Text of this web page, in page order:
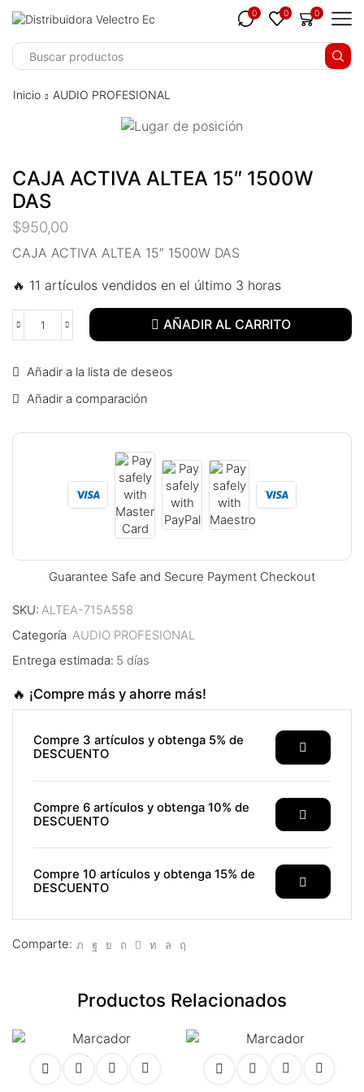
panel
panel
panel
panel
panel
panel
panel
panel
panel
panel
panel
satın al
panel
panel
0 0 0
Inicio AUDIO PROFESIONAL
CAJA ACTIVA ALTEA 15″ 1500W
DAS
$950,00
CAJA ACTIVA ALTEA 15″ 1500W DAS
🔥 11 artículos vendidos en el último 3 horas
AÑADIR AL CARRITO
Añadir a la lista de deseos
Añadir a comparación
Guarantee Safe and Secure Payment Checkout
SKU: ALTEA-715A558
Categoría AUDIO PROFESIONAL
Entrega estimada: 5 días
🔥 ¡Compre más y ahorre más!
Compre 3 artículos y obtenga 5% de
DESCUENTO
Compre 6 artículos y obtenga 10% de
DESCUENTO
Compre 10 artículos y obtenga 15% de
DESCUENTO
Comparte:
Productos Relacionados